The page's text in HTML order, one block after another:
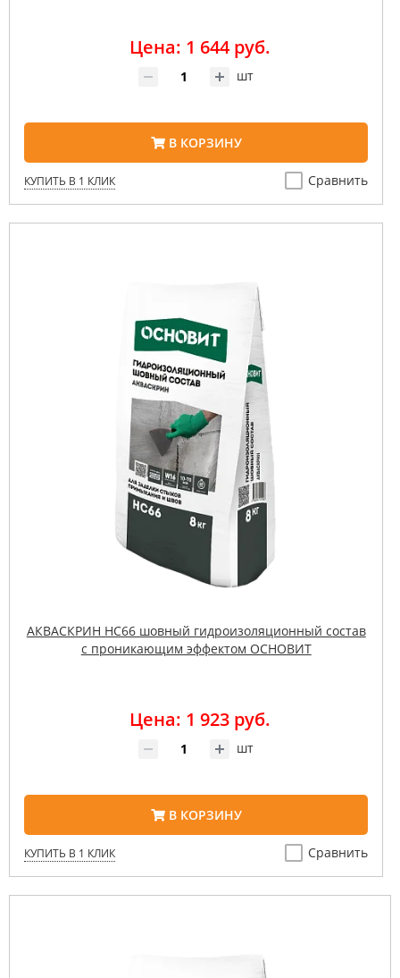
Цена: 1 644 руб.
шт
В КОРЗИНУ
КУПИТЬ В 1 КЛИК Сравнить
АКВАСКРИН HC66 шовный гидроизоляционный состав
с проникающим эффектом ОСНОВИТ
Цена: 1 923 руб.
шт
В КОРЗИНУ
КУПИТЬ В 1 КЛИК Сравнить